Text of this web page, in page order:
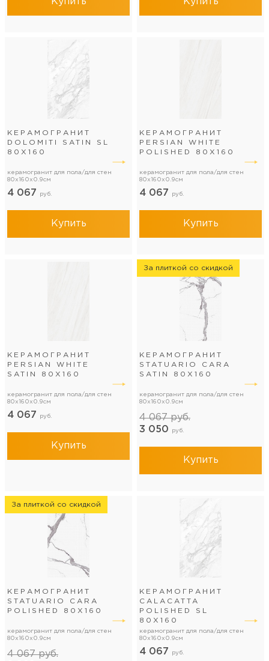
КЕРАМОГРАНИТ
DOLOMITI SATIN SL
80Х160
керамогранит для пола/для стен
80x160x0.9см
4 067 руб.
Купить
КЕРАМОГРАНИТ
PERSIAN WHITE
POLISHED 80Х160
керамогранит для пола/для стен
80x160x0.9см
4 067 руб.
Купить
КЕРАМОГРАНИТ
PERSIAN WHITE
SATIN 80Х160
керамогранит для пола/для стен
80x160x0.9см
4 067 руб.
Купить
За плиткой со скидкой
КЕРАМОГРАНИТ
STATUARIO CARA
SATIN 80Х160
керамогранит для пола/для стен
80x160x0.9см
4 067руб.
3 050
руб.
Купить
За плиткой со скидкой
КЕРАМОГРАНИТ
STATUARIO CARA
POLISHED 80Х160
керамогранит для пола/для стен
80x160x0.9см
4 067руб.
КЕРАМОГРАНИТ
CALACATTA
POLISHED SL
80Х160
керамогранит для пола/для стен
80x160x0.9см
4 067 руб.